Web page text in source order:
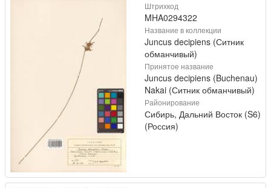
Штрихкод
MHA0294322
Название в коллекции
Juncus decipiens (Ситник
обманчивый)
Принятое название
Juncus decipiens (Buchenau)
Nakai (Ситник обманчивый)
Районирование
Сибирь, Дальний Восток (S6)
(Россия)